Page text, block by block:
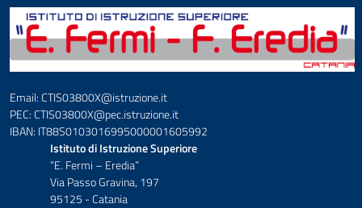
Email: CTIS03800X@istruzione.it
PEC: CTIS03800X@pec.istruzione.it
IBAN: IT88S0103016995000001605992
Istituto di Istruzione Superiore
“E. Fermi – Eredia”
Via Passo Gravina, 197
95125 - Catania